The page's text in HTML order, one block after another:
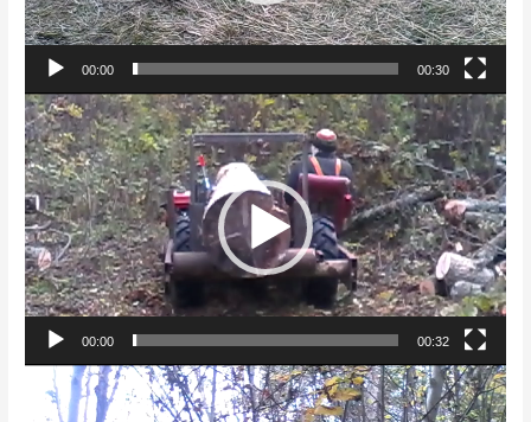
00:00 00:30
Videoesitaja
00:00 00:32
Videoesitaja